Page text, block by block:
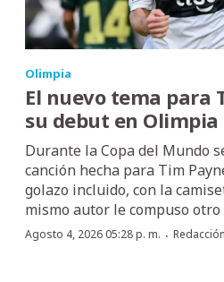
Olimpia
El nuevo tema para
su debut en Olimpia
Durante la Copa del Mundo
canción hecha para Tim
golazo incluido, con la
mismo autor le compuso otro
Agosto 4, 2026 05:28 p. m. ·